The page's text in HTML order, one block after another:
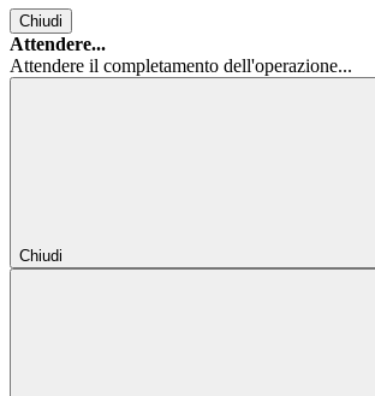
Chiudi
Attendere...
Attendere il completamento dell'operazione...
Chiudi